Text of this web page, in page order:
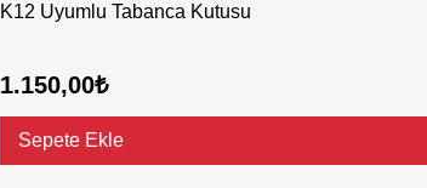
K12 Uyumlu Tabanca Kutusu
1.150,00₺
Sepete Ekle